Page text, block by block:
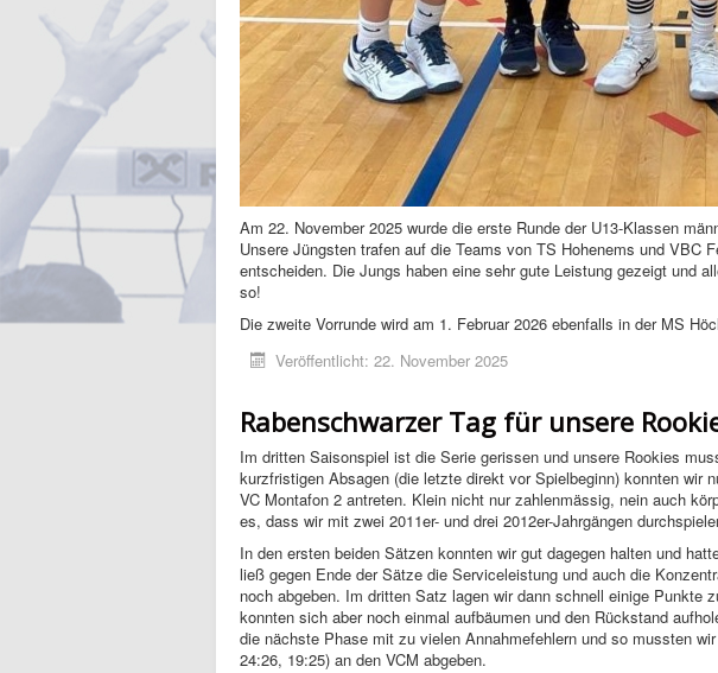
Am 22. November 2025 wurde die erste Runde der U13-Klassen
Unsere Jüngsten trafen auf die Teams von TS Hohenems und VBC
entscheiden. Die Jungs haben eine sehr gute Leistung gezeigt und
so!
Die zweite Vorrunde wird am 1. Februar 2026 ebenfalls in der MS
Veröffentlicht: 22. November 2025
Rabenschwarzer Tag für unsere
Im dritten Saisonspiel ist die Serie gerissen und unsere Rookies
kurzfristigen Absagen (die letzte direkt vor Spielbeginn) konnten wir
VC Montafon 2 antreten. Klein nicht nur zahlenmässig, nein auch
es, dass wir mit zwei 2011er- und drei 2012er-Jahrgängen
In den ersten beiden Sätzen konnten wir gut dagegen halten und
ließ gegen Ende der Sätze die Serviceleistung und auch die
noch abgeben. Im dritten Satz lagen wir dann schnell einige Punkte
konnten sich aber noch einmal aufbäumen und den Rückstand
die nächste Phase mit zu vielen Annahmefehlern und so mussten
24:26, 19:25) an den VCM abgeben.